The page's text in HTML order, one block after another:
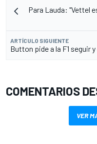
Para Lauda: "Vettel
ARTÍCULO SIGUIENTE
Button pide a la F1 seguir
COMENTARIOS
VER